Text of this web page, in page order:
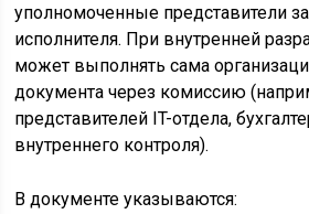
уполномоченные представители
исполнителя. При внутренней
может выполнять сама
документа через комиссию
представителей IT-отдела,
внутреннего контроля).
В документе указываются: